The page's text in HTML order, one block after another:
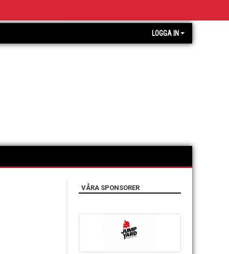
LOGGA IN
VÅRA SPONSORER